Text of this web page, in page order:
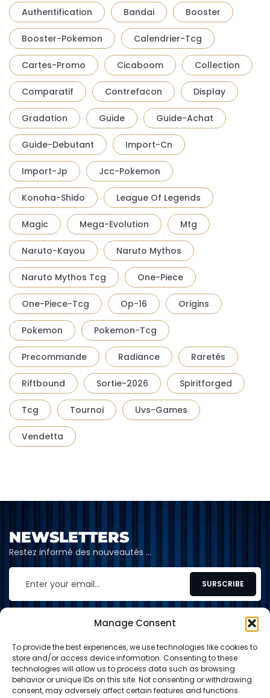
Manage Consent
To provide the best experiences, we use technologies like cookies to
store and/or access device information. Consenting to these
technologies will allow us to process data such as browsing
behavior or unique IDs on this site. Not consenting or withdrawing
consent, may adversely affect certain features and functions.
Authentification Bandai Booster
Booster-Pokemon Calendrier-Tcg
Cartes-Promo Cicaboom Collection
Comparatif Contrefacon Display
Gradation Guide Guide-Achat
Guide-Debutant Import-Cn
Import-Jp Jcc-Pokemon
Konoha-Shido League Of Legends
Magic Mega-Evolution Mtg
Naruto-Kayou Naruto Mythos
Naruto Mythos Tcg One-Piece
One-Piece-Tcg Op-16 Origins
Pokemon Pokemon-Tcg
Precommande Radiance Raretés
Riftbound Sortie-2026 Spiritforged
Tcg Tournoi Uvs-Games
Vendetta
NEWSLETTERS
Restez informé des nouveautés …
CONTACT
contact@shop-tcg.fr